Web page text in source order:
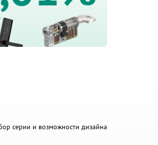
серии и возможности дизайна